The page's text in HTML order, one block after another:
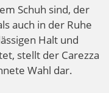
Schuh sind, der
auch in der Ruhe
Halt und
stellt der Carezza
Wahl dar.